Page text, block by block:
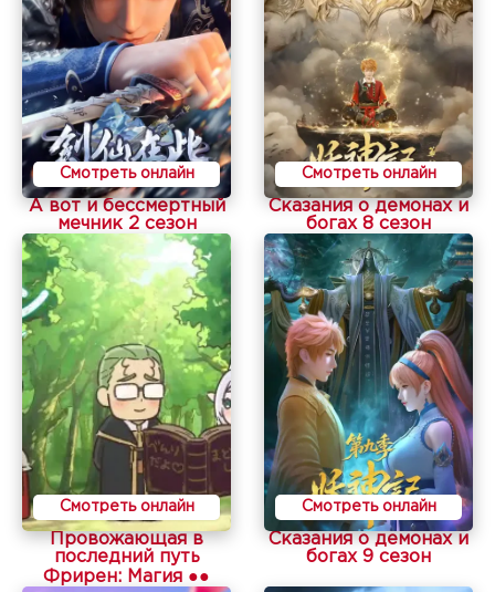
Смотреть онлайн
А вот и бессмертный
мечник 2 сезон
Смотреть онлайн
Сказания о демонах и
богах 8 сезон
Смотреть онлайн
Провожающая в
последний путь
Фрирен: Магия ●●
Смотреть онлайн
Сказания о демонах и
богах 9 сезон